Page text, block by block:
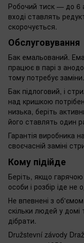
Робочий тиск — до 6
вході ставлять
скорочується.
Обслуговування
Бак емальований.
працює в парі з
тому потребує заміни.
Бак підлоговий, і
над кришкою
низька, беріть
його ставлять один
Гарантія виробника
своєчасній заміні
Кому підійде
Беріть, якщо
особи і розбір іде не
Не впевнені з
скільки людей у
дібрати.
Družstevní závody